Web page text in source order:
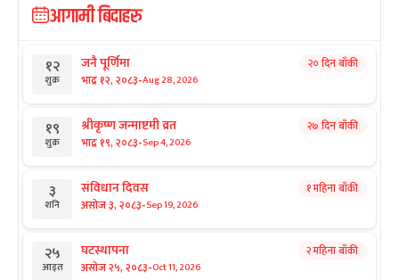
आगामी बिदाहरु
१२
शुक्र
जनै पूर्णिमा
भाद्र १२, २०८३-Aug 28, 2026
२० दिन बाँकी
१९
शुक्र
श्रीकृष्ण जन्माष्टमी व्रत
भाद्र १९, २०८३-Sep 4, 2026
२७ दिन बाँकी
३
शनि
संविधान दिवस
असोज ३, २०८३-Sep 19, 2026
१ महिना बाँकी
२५
आइत
घटस्थापना
असोज २५, २०८३-Oct 11, 2026
२ महिना बाँकी